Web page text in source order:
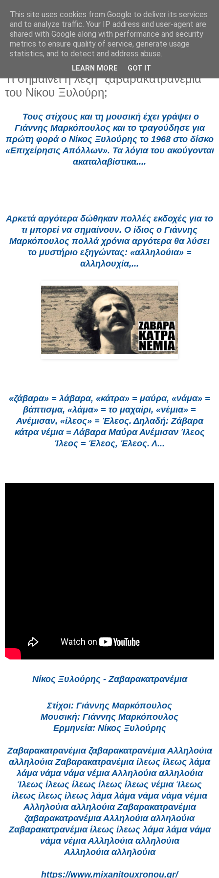
Τετάρτη 20 Μαΐου 2026
Τι σημαίνει η λέξη “ζαβαρακατρανέμια”
του Νίκου Ξυλούρη;
Τους στίχους και τη μουσική έχει γράψει ο
Γιάννης Μαρκόπουλος και το τραγούδησε για
πρώτη φορά ο Νίκος Ξυλούρης το 1968 στο δίσκο
«Επιχείρησις Απόλλων». Τα λόγια του ακούγονται
ακαταλαβίστικα....
Αρκετά αργότερα δώθηκαν πολλές εκδοχές για το
τι μπορεί να σημαίνουν. Ο ίδιος ο Γιάννης
Μαρκόπουλος πολλά χρόνια αργότερα θα λύσει
το μυστήριο εξηγώντας: «αλληλούια» =
αλληλουχία,...
«ζάβαρα» = λάβαρα, «κάτρα» = μαύρα, «νάμα» =
βάπτισμα, «λάμα» = το μαχαίρι, «νέμια» =
Ανέμισαν, «ίλεος» = Έλεος. Δηλαδή: Ζάβαρα
κάτρα νέμια = Λάβαρα Μαύρα Ανέμισαν Ίλεος
Ίλεος = Έλεος, Έλεος. Λ...
Νίκος Ξυλούρης - Ζαβαρακατρανέμια
Στίχοι: Γιάννης Μαρκόπουλος
Μουσική: Γιάννης Μαρκόπουλος
Ερμηνεία: Νίκος Ξυλούρης
Ζαβαρακατρανέμια ζαβαρακατρανέμια Αλληλούια
αλληλούια Ζαβαρακατρανέμια ίλεως ίλεως λάμα
λάμα νάμα νάμα νέμια Αλληλούια αλληλούια
Ίλεως ίλεως ίλεως ίλεως ίλεως νέμια Ίλεως
ίλεως ίλεως ίλεως λάμα λάμα νάμα νάμα νέμια
Αλληλούια αλληλούια Ζαβαρακατρανέμια
ζαβαρακατρανέμια Αλληλούια αλληλούια
Ζαβαρακατρανέμια ίλεως ίλεως λάμα λάμα νάμα
νάμα νέμια Αλληλούια αλληλούια
Αλληλούια αλληλούια
https://www.mixanitouxronou.gr/
This site uses cookies from Google to deliver its services
and to analyze traffic. Your IP address and user-agent are
shared with Google along with performance and security
metrics to ensure quality of service, generate usage
statistics, and to detect and address abuse.
LEARN MORE GOT IT